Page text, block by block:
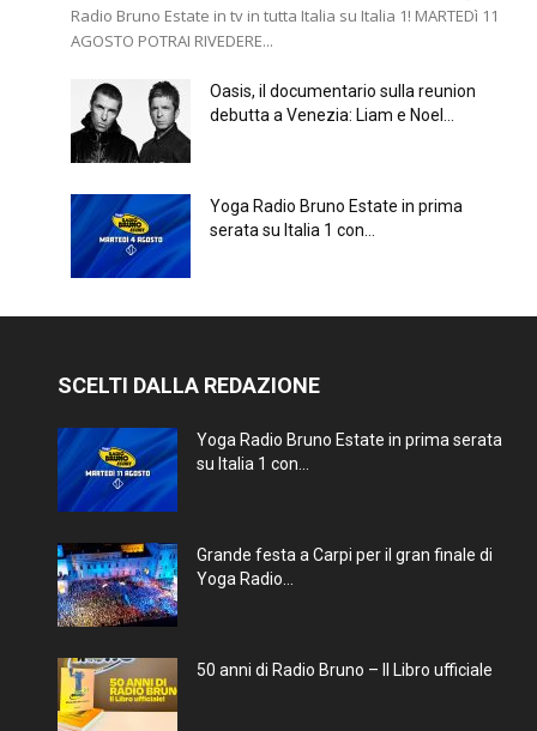
Radio Bruno Estate in tv in tutta Italia su Italia 1! MARTEDì 11
AGOSTO POTRAI RIVEDERE...
Oasis, il documentario sulla reunion
debutta a Venezia: Liam e Noel...
Yoga Radio Bruno Estate in prima
serata su Italia 1 con...
SCELTI DALLA REDAZIONE
Yoga Radio Bruno Estate in prima serata
su Italia 1 con...
Grande festa a Carpi per il gran finale di
Yoga Radio...
50 anni di Radio Bruno – Il Libro ufficiale